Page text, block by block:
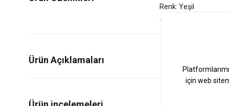
Renk: Yeşil
Ürün Açıklamaları